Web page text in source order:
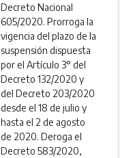
Decreto Nacional
605/2020. Prorroga la
vigencia del plazo de la
suspensión dispuesta
por el Artículo 3° del
Decreto 132/2020 y
del Decreto 203/2020
desde el 18 de julio y
hasta el 2 de agosto
de 2020. Deroga el
Decreto 583/2020,